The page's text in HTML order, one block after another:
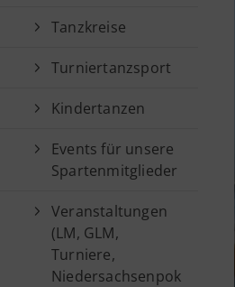
Tanzkreise
Turniertanzsport
Kindertanzen
Events für unsere
Spartenmitglieder
Veranstaltungen
(LM, GLM,
Turniere,
Niedersachsenpok